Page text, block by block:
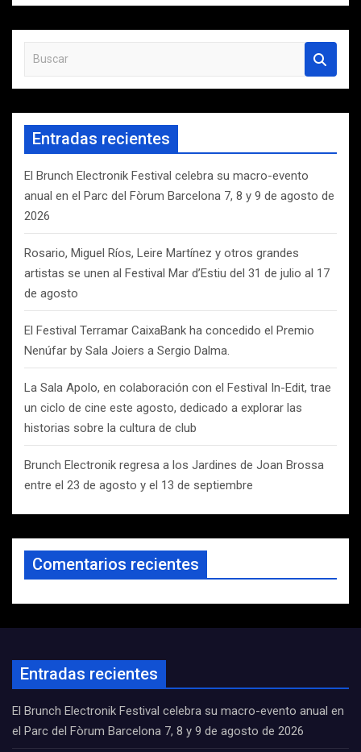
s
c
r
Entradas recientes
El Brunch Electronik Festival celebra su macro-evento
anual en el Parc del Fòrum Barcelona 7, 8 y 9 de agosto de
2026
Rosario, Miguel Ríos, Leire Martínez y otros grandes
artistas se unen al Festival Mar d’Estiu del 31 de julio al 17
de agosto
El Festival Terramar CaixaBank ha concedido el Premio
Nenúfar by Sala Joiers a Sergio Dalma.
La Sala Apolo, en colaboración con el Festival In-Edit, trae
un ciclo de cine este agosto, dedicado a explorar las
historias sobre la cultura de club
Brunch Electronik regresa a los Jardines de Joan Brossa
entre el 23 de agosto y el 13 de septiembre
Comentarios recientes
Entradas recientes
El Brunch Electronik Festival celebra su macro-evento anual en
el Parc del Fòrum Barcelona 7, 8 y 9 de agosto de 2026